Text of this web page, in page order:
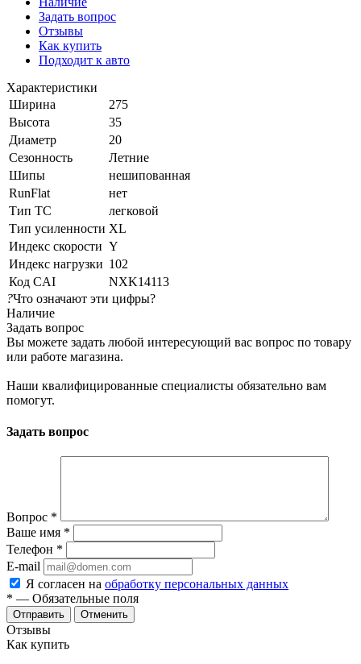
Задать вопрос
Отзывы
Как купить
Подходит к авто
Характеристики
Ширина
275
Высота
35
Диаметр
20
Сезонность
Летние
Шипы
нешипованная
RunFlat
нет
Тип ТС
легковой
Тип усиленности XL
Индекс скорости Y
Индекс нагрузки 102
Код CAI
NXK14113
?Что означают эти цифры?
Наличие
Задать вопрос
Вы можете задать любой интересующий вас вопрос по товару
или работе магазина.
Наши квалифицированные специалисты обязательно вам
помогут.
Задать вопрос
Вопрос *
Ваше имя *
Телефон *
E-mail
Я согласен на обработку персональных данных
* — Обязательные поля
Отменить
Отзывы
Как купить